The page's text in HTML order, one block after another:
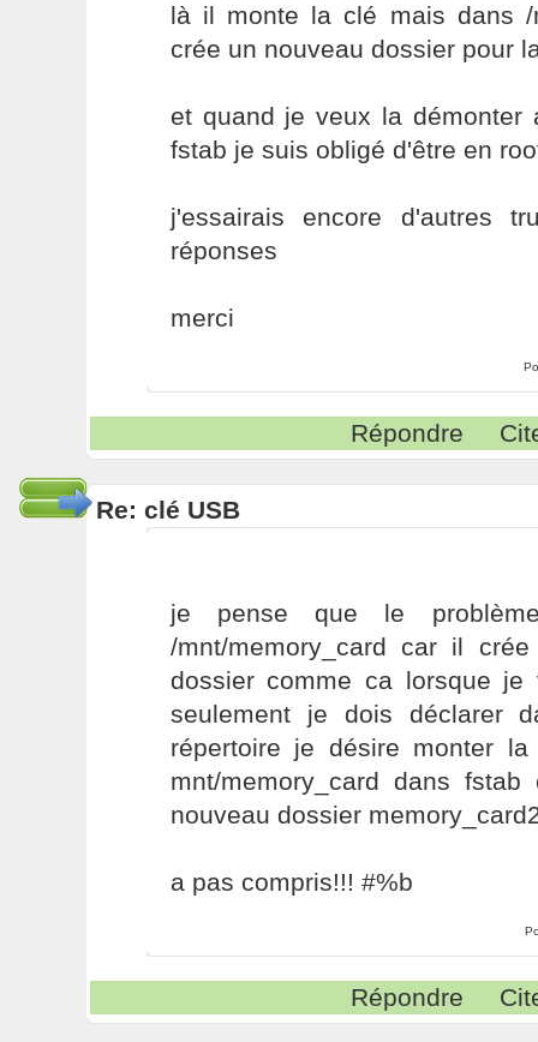
là il monte la clé mais dans /
crée un nouveau dossier pour
et quand je veux la démonter
fstab je suis obligé d'être en
j'essairais encore d'autres
réponses
merci
Répondre
Re: clé USB
je pense que le
/mnt/memory_card car il
dossier comme ca lorsque
seulement je dois déclarer
répertoire je désire monter
mnt/memory_card dans
nouveau dossier
a pas compris!!! #%b
Répondre